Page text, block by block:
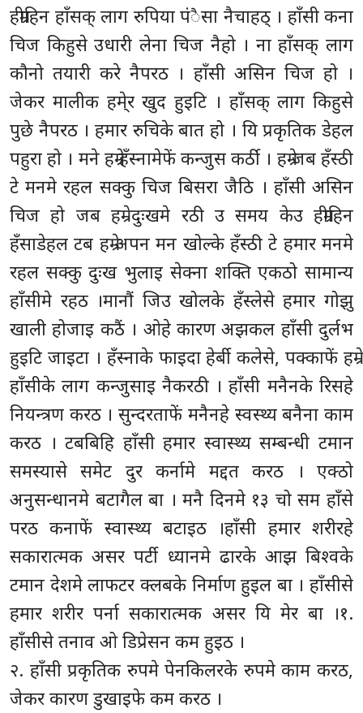
हम्रीहिन हाँसक् लाग रुपिया पंैसा नैचाहठ् । हाँसी कना
चिज किहुसे उधारी लेना चिज नैहो । ना हाँसक् लाग
कौनो तयारी करे नैपरठ । हाँसी असिन चिज हो ।
जेकर मालीक हमे्र खुद हुइटि । हाँसक् लाग किहुसे
पुछे नैपरठ । हमार रुचिके बात हो । यि प्रकृतिक डेहल
पहुरा हो । मने हम्रे हँस्नामेफें कन्जुस कर्ठी । हम्रे जब हँस्ठी
टे मनमे रहल सक्कु चिज बिसरा जैठि । हाँसी असिन
चिज हो जब हम्रे दुःखमे रठी उ समय केउ हम्रीहिन
हँसाडेहल टब हम्रे अपन मन खोल्के हँस्ठी टे हमार मनमे
रहल सक्कु दुःख भुलाइ सेक्ना शक्ति एकठो सामान्य
हाँसीमे रहठ ।मानौं जिउ खोलके हँस्लेसे हमार गोझु
खाली होजाइ कठैं । ओहे कारण अझकल हाँसी दुर्लभ
हुइटि जाइटा । हँस्नाके फाइदा हेर्बी कलेसे, पक्काफें हम्रे
हाँसीके लाग कन्जुसाइ नैकरठी । हाँसी मनैनके रिसहे
नियन्त्रण करठ । सुन्दरताफें मनैनहे स्वस्थ्य बनैना काम
करठ । टबबिहि हाँसी हमार स्वास्थ्य सम्बन्धी टमान
समस्यासे समेट दुर कर्नामे मद्दत करठ । एक्ठो
अनुसन्धानमे बटागैल बा । मनै दिनमे १३ चो सम हाँसे
परठ कनाफें स्वास्थ्य बटाइठ ।हाँसी हमार शरीरहे
सकारात्मक असर पर्टी ध्यानमे ढारके आझ बिश्वके
टमान देशमे लाफटर क्लबके निर्माण हुइल बा । हाँसीसे
हमार शरीर पर्ना सकारात्मक असर यि मेर बा ।१.
हाँसीसे तनाव ओ डिप्रेसन कम हुइठ ।
२. हाँसी प्रकृतिक रुपमे पेनकिलरके रुपमे काम करठ,
जेकर कारण डुखाइफे कम करठ ।